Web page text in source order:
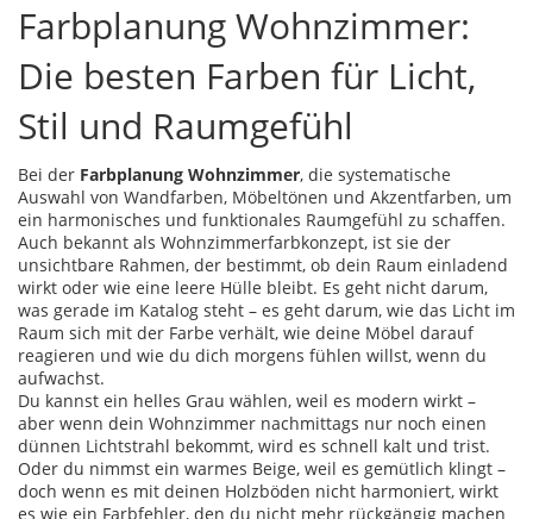
Farbplanung Wohnzimmer:
Die besten Farben für Licht,
Stil und Raumgefühl
Bei der Farbplanung Wohnzimmer, die systematische
Auswahl von Wandfarben, Möbeltönen und Akzentfarben, um
ein harmonisches und funktionales Raumgefühl zu schaffen.
Auch bekannt als Wohnzimmerfarbkonzept, ist sie der
unsichtbare Rahmen, der bestimmt, ob dein Raum einladend
wirkt oder wie eine leere Hülle bleibt. Es geht nicht darum,
was gerade im Katalog steht – es geht darum, wie das Licht im
Raum sich mit der Farbe verhält, wie deine Möbel darauf
reagieren und wie du dich morgens fühlen willst, wenn du
aufwachst.
Du kannst ein helles Grau wählen, weil es modern wirkt –
aber wenn dein Wohnzimmer nachmittags nur noch einen
dünnen Lichtstrahl bekommt, wird es schnell kalt und trist.
Oder du nimmst ein warmes Beige, weil es gemütlich klingt –
doch wenn es mit deinen Holzböden nicht harmoniert, wirkt
es wie ein Farbfehler, den du nicht mehr rückgängig machen